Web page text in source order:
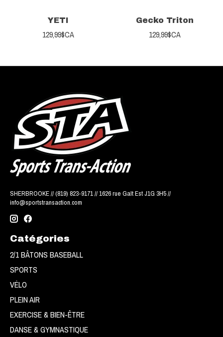
YETI
129,99$CA
Gecko Triton
129,99$CA
SHERBROOKE // (819) 823-9171 // 1626 rue Galt Est J1G 3H5 //
info@sportstransaction.com
Catégories
2/1 BÂTONS BASEBALL
SPORTS
VÉLO
PLEIN AIR
EXERCISE & BIEN-ÊTRE
DANSE & GYMNASTIQUE